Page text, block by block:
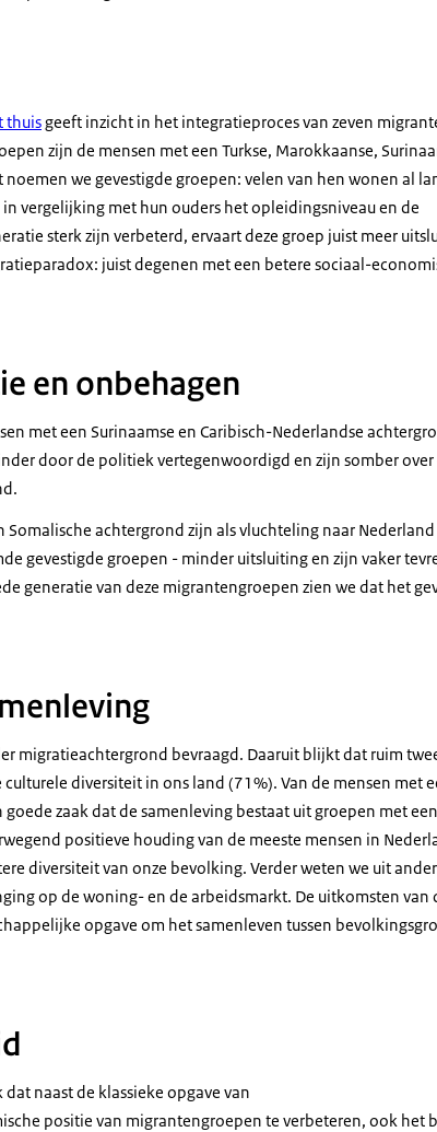
thuisgeeft inzicht in het integratieproces van zeven
zijn de mensen met een Turkse, Marokkaanse,
we gevestigde groepen: velen van hen wonen al
vergelijking met hun ouders het opleidingsniveau en de
sterk zijn verbeterd, ervaart deze groep juist meer
juist degenen met een betere sociaal-
en onbehagen
met een Surinaamse en Caribisch-Nederlandse
door de politiek vertegenwoordigd en zijn somber over
Somalische achtergrond zijn als vluchteling naar
gevestigde groepen - minder uitsluiting en zijn vaker
generatie van deze migrantengroepen zien we dat het
migratieachtergrond bevraagd. Daaruit blijkt dat ruim
diversiteit in ons land (71%). Van de mensen met
zaak dat de samenleving bestaat uit groepen met
positieve houding van de meeste mensen in
diversiteit van onze bevolking. Verder weten we uit
op de woning- en de arbeidsmarkt. De uitkomsten van
opgave om het samenleven tussen
naast de klassieke opgave van
positie van migrantengroepen te verbeteren, ook het